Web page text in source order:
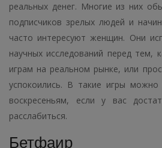
реальных денег. Многие из них
подписчиков зрелых людей и
часто интересуют женщин. Они
научных исследований перед тем,
играм на реальном рынке, или
успокоились. В такие игры
воскресеньям, если у вас
расслабиться.
Бетфаир